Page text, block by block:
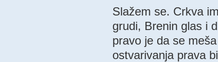
Slažem se. Crkva
grudi, Brenin glas i
pravo je da se
ostvarivanja prava